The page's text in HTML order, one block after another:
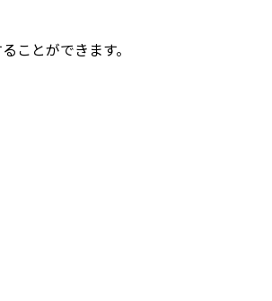
ことができます。